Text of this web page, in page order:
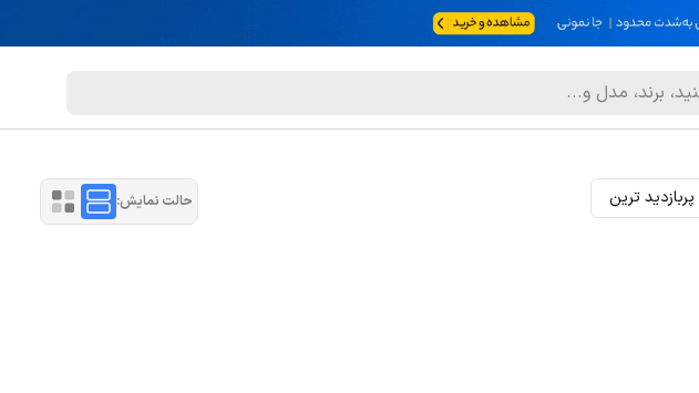
پربازدید ترین حالت نمایش: